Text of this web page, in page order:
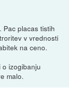
Pac placas tistih
v vrednosti
na ceno.
izogibanju
malo.